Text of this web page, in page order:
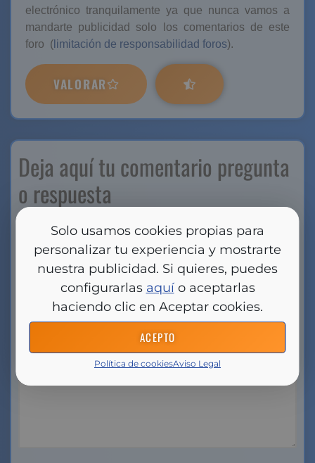
Solo usamos cookies propias para
personalizar tu experiencia y mostrarte
nuestra publicidad. Si quieres, puedes
configurarlas aquío aceptarlas
haciendo clic en Aceptar cookies.
ACEPTO
Política de cookiesAviso Legal
electrónico tranquilamente ya que nunca vamos a
mandarte publicidad solo los comentarios de este
foro ( limitación de responsabilidad foros).
VALORAR
Deja aquí tu comentario pregunta
o respuesta
Tu dirección de correo electrónico no será
publicada. Los campos obligatorios están
marcados con *
Comentario*